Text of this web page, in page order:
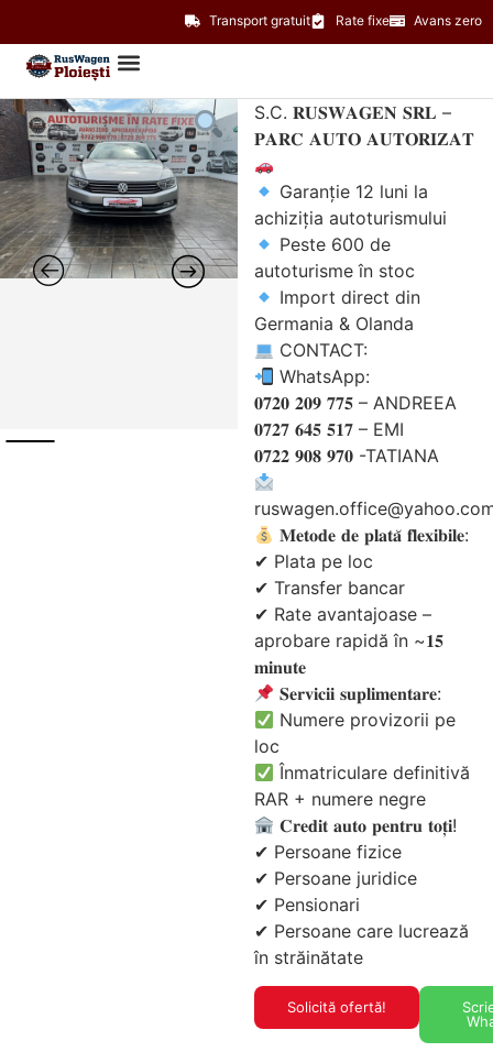
Transport gratuit Rate fixe Avans zero
S.C. 𝐑𝐔𝐒𝐖𝐀𝐆𝐄𝐍 𝐒𝐑𝐋 –
𝐏𝐀𝐑𝐂 𝐀𝐔𝐓𝐎 𝐀𝐔𝐓𝐎𝐑𝐈𝐙𝐀𝐓
Garanție 12 luni la
achiziția autoturismului
Peste 600 de
autoturisme în stoc
Import direct din
Germania & Olanda
CONTACT:
WhatsApp:
𝟎𝟕𝟐𝟎 𝟐𝟎𝟗 𝟕𝟕𝟓 – ANDREEA
𝟎𝟕𝟐𝟕 𝟔𝟒𝟓 𝟓𝟏𝟕 – EMI
𝟎𝟕𝟐𝟐 𝟗𝟎𝟖 𝟗𝟕𝟎 -TATIANA
𝐌𝐞𝐭𝐨𝐝𝐞 𝐝𝐞 𝐩𝐥𝐚𝐭𝐚̆ 𝐟𝐥𝐞𝐱𝐢𝐛𝐢𝐥𝐞:
✔ Plata pe loc
✔ Transfer bancar
✔ Rate avantajoase –
aprobare rapidă în ~𝟏𝟓
𝐦𝐢𝐧𝐮𝐭𝐞
𝐒𝐞𝐫𝐯𝐢𝐜𝐢𝐢 𝐬𝐮𝐩𝐥𝐢𝐦𝐞𝐧𝐭𝐚𝐫𝐞:
Numere provizorii pe
loc
Înmatriculare definitivă
RAR + numere negre
𝐂𝐫𝐞𝐝𝐢𝐭 𝐚𝐮𝐭𝐨 𝐩𝐞𝐧𝐭𝐫𝐮 𝐭𝐨𝐭̦𝐢!
✔ Persoane fizice
✔ Persoane juridice
✔ Pensionari
✔ Persoane care lucrează
în străinătate
Solicită ofertă!